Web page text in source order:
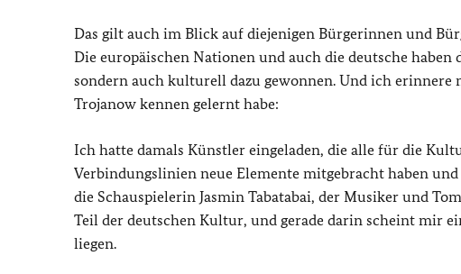
Das gilt auch im Blick auf diejenigen Bürgerinnen und
Die europäischen Nationen und auch die deutsche
sondern auch kulturell dazu gewonnen. Und ich erinnere
Trojanow kennen gelernt habe:
Ich hatte damals Künstler eingeladen, die alle für die
Verbindungslinien neue Elemente mitgebracht haben
die Schauspielerin Jasmin Tabatabai, der Musiker und
Teil der deutschen Kultur, und gerade darin scheint mir
liegen.